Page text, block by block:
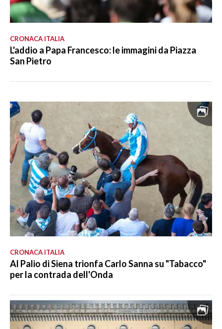
CRONACA ITALIA
L'addio a Papa Francesco: le immagini da Piazza
San Pietro
CRONACA ITALIA
Al Palio di Siena trionfa Carlo Sanna su "Tabacco"
per la contrada dell'Onda